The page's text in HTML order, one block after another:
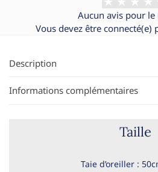
Aucun avis pour
Vous devez être connecté(e)
Description
Informations complémentaires
Taille
Taie d’oreiller :